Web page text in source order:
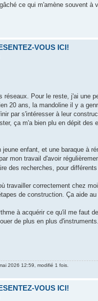
ce qui m'amène souvent à
VOUS ICI!
réseaux. Pour le reste, j'ai une
20 ans, la mandoline il y a
par s'intéresser à leur
ça m'a bien plu en dépit des
enfant, et une baraque à
mon travail d'avoir
des recherches, pour
travailler correctement chez
de construction. Ça aide
à acquérir ce qu'il me faut
de plus en plus
2026 12:59, modifié 1 fois.
VOUS ICI!